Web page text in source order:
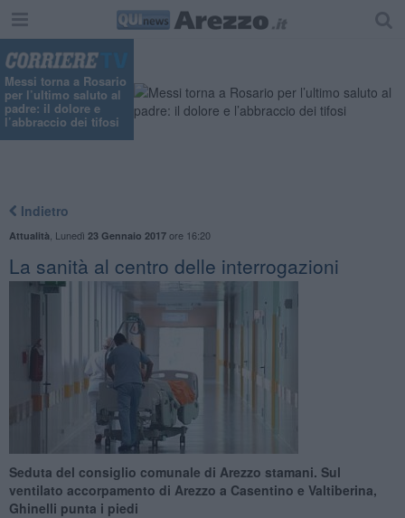
Messi torna a Rosario
per l’ultimo saluto al
padre: il dolore e
l’abbraccio dei tifosi
Indietro
Attualità Lunedì 23 Gennaio 2017ore 16:20
La sanità al centro delle interrogazioni
Seduta del consiglio comunale di Arezzo stamani. Sul
ventilato accorpamento di Arezzo a Casentino e Valtiberina,
Ghinelli punta i piedi